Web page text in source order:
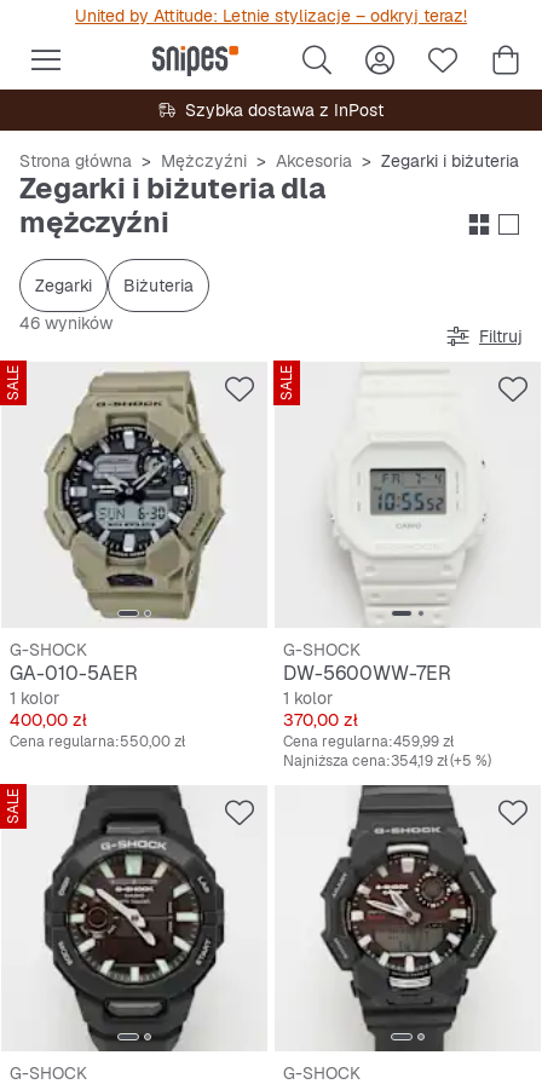
United by Attitude: Letnie stylizacje – odkryj teraz!
Szybka dostawa z InPost
Strona główna Mężczyźni Akcesoria Zegarki i biżuteria
Zegarki i biżuteria dla
mężczyźni
Zegarki
Biżuteria
46 wyników
Filtruj
SALE
G-SHOCK
GA-010-5AER
1 kolor
Cena
400,00 zł
Cena regularna:550,00 zł
SALE
G-SHOCK
DW-5600WW-7ER
1 kolor
Cena
370,00 zł
Cena regularna:459,99 zł
Najniższa cena:354,19 zł(+5 %)
SALE
G-SHOCK G-SHOCK